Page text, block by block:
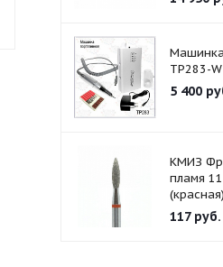
TP283-
5 400
КМИЗ
пламя
117руб.